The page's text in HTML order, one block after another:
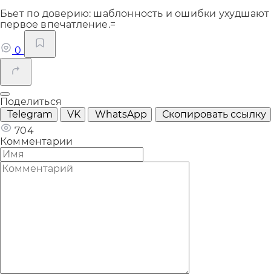
Бьет по доверию: шаблонность и ошибки ухудшают
первое впечатление.=
0
Поделиться
Telegram
VK WhatsApp
Скопировать ссылку
704
Комментарии